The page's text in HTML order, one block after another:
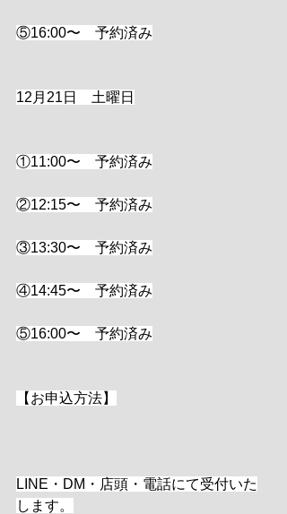
⑤16:00〜　予約済み
12月21日　土曜日
①11:00〜　予約済み
②12:15〜　予約済み
③13:30〜　予約済み
④14:45〜　予約済み
⑤16:00〜　予約済み
【お申込方法】
LINE・DM・店頭・電話にて受付いた
します。